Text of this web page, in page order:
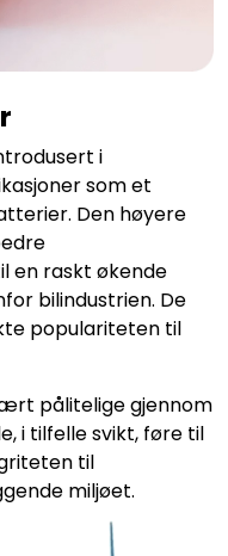
i
som et
Den høyere
en raskt økende
bilindustrien. De
populariteten til
pålitelige gjennom
i tilfelle svikt, føre til
til
miljøet.